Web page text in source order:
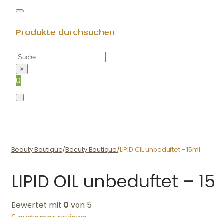
Produkte durchsuchen
×
0
Beauty Boutique/Beauty Boutique/LIPID OIL unbeduftet - 15ml
LIPID OIL unbeduftet –
Bewertet mit 0 von 5